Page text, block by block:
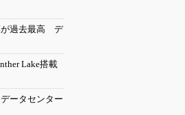
が過去最高 デ
Lake搭載
ータセンター